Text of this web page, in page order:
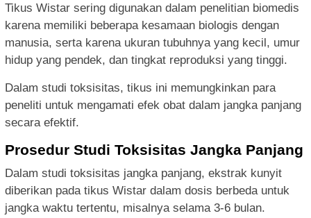
Tikus Wistar sering digunakan dalam penelitian biomedis
karena memiliki beberapa kesamaan biologis dengan
manusia, serta karena ukuran tubuhnya yang kecil, umur
hidup yang pendek, dan tingkat reproduksi yang tinggi.
Dalam studi toksisitas, tikus ini memungkinkan para
peneliti untuk mengamati efek obat dalam jangka panjang
secara efektif.
Prosedur Studi Toksisitas Jangka Panjang
Dalam studi toksisitas jangka panjang, ekstrak kunyit
diberikan pada tikus Wistar dalam dosis berbeda untuk
jangka waktu tertentu, misalnya selama 3-6 bulan.